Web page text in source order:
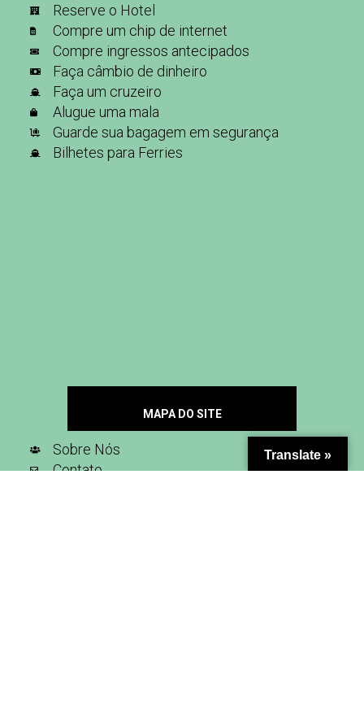
Reserve o Hotel
Compre um chip de internet
Compre ingressos antecipados
Faça câmbio de dinheiro
Faça um cruzeiro
Alugue uma mala
Guarde sua bagagem em segurança
Bilhetes para Ferries
MAPA DO SITE
Sobre Nós
Contato
Translate »